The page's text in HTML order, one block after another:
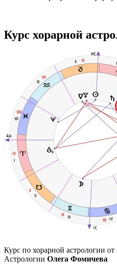
Курс хорарной
Курс по хорарной астрологии
Астрологии Олега Фомичева